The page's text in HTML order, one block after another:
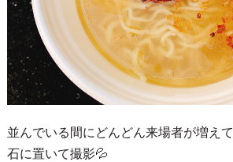
並んでいる間にどんどん来場者が増え
石に置いて撮影💦